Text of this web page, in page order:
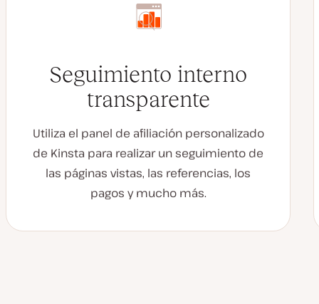
Seguimiento interno
transparente
Utiliza el panel de afiliación personalizado
de Kinsta para realizar un seguimiento de
las páginas vistas, las referencias, los
pagos y mucho más.